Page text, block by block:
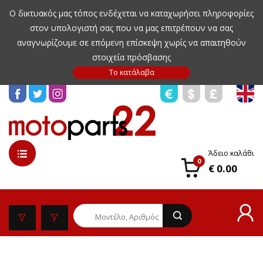
Ο δικτυακός μας τόπος ενδέχεται να καταχωρήσει πληροφορίες
στον υπολογιστή σας που να μας επιτρέπουν να σας
αναγνωρίζουμε σε επόμενη επίσκεψη χωρίς να απαιτηθούν
στοιχεία πρόσβασης
0
Άδειο καλάθι
€ 0.00